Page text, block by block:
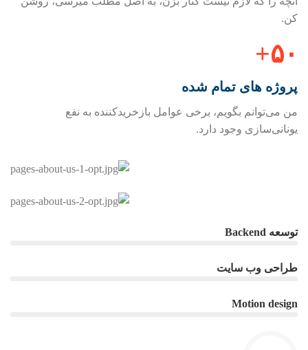
کن.
۵۰+
پروژه های تمام شده
من می‌توانم بگویم، برخی عوامل بازخریدکننده به نفع
یونانی‌سازی وجود دارد.
توسعه Backend
طراحی وب سایت
Motion design